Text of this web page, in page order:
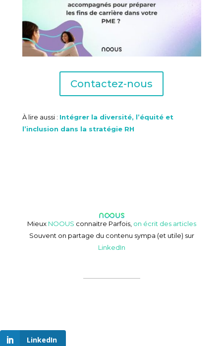
Contactez-nous
À lire aussi : Intégrer la diversité, l’équité et
l’inclusion dans la stratégie RH
Mieux NOOUS connaitre Parfois, on écrit des articles
Souvent on partage du contenu sympa (et utile) sur
LinkedIn
LinkedIn